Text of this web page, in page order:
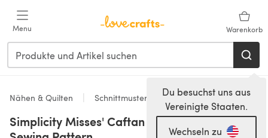
Menu Warenkorb
Du besuchst uns aus
Vereinigte Staaten.
Wechseln zu
Nähen & Quilten Schnittmuster & Quiltmuster
Simplicity Misses' Caftan & Dresses S9102 -